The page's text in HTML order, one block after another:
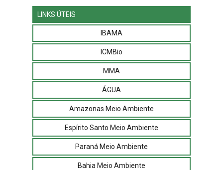
LINKS ÚTEIS
IBAMA
ICMBio
MMA
ÁGUA
Amazonas Meio Ambiente
Espírito Santo Meio Ambiente
Paraná Meio Ambiente
Bahia Meio Ambiente